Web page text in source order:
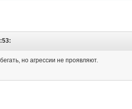
но агрессии не проявляют.